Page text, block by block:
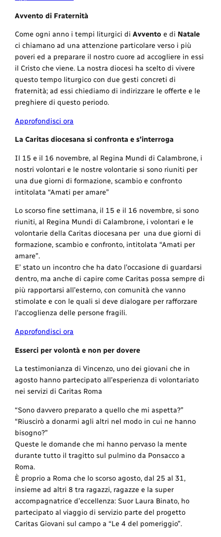
Avvento di Fraternità
Come ogni anno i tempi liturgici diAvvento e di Natale
ci chiamano ad una attenzione particolare verso i più
poveri ed a preparare il nostro cuore ad accogliere in essi
il Cristo che viene. La nostra diocesi ha scelto di vivere
questo tempo liturgico con due gesti concreti di
fraternità; ad essi chiediamo di indirizzare le offerte e le
preghiere di questo periodo.
Approfondisci ora
La Caritas diocesana si confronta e s’interroga
Il 15 e il 16 novembre, al Regina Mundi di Calambrone, i
nostri volontari e le nostre volontarie si sono riuniti per
una due giorni di formazione, scambio e confronto
intitolata “Amati per amare”
Lo scorso fine settimana, il 15 e il 16 novembre, si sono
riuniti, al Regina Mundi di Calambrone, i volontari e le
volontarie della Caritas diocesana per una due giorni di
formazione, scambio e confronto, intitolata “Amati per
amare”.
E’ stato un incontro che ha dato l’occasione di guardarsi
dentro, ma anche di capire come Caritas possa sempre di
più rapportarsi all’esterno, con comunità che vanno
stimolate e con le quali si deve dialogare per rafforzare
l’accoglienza delle persone fragili.
Approfondisci ora
Esserci per volontà e non per dovere
La testimonianza di Vincenzo, uno dei giovani che in
agosto hanno partecipato all’esperienza di volontariato
nei servizi di Caritas Roma
“Sono davvero preparato a quello che mi aspetta?”
“Riuscirò a donarmi agli altri nel modo in cui ne hanno
bisogno?”
Queste le domande che mi hanno pervaso la mente
durante tutto il tragitto sul pulmino da Ponsacco a
Roma.
È proprio a Roma che lo scorso agosto, dal 25 al 31,
insieme ad altri 8 tra ragazzi, ragazze e la super
accompagnatrice d’eccellenza: Suor Laura Binato, ho
partecipato al viaggio di servizio parte del progetto
Caritas Giovani sul campo a “Le 4 del pomeriggio”.